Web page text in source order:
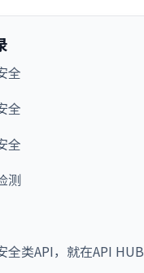
全
全
全
测
全类API，就在API HUB